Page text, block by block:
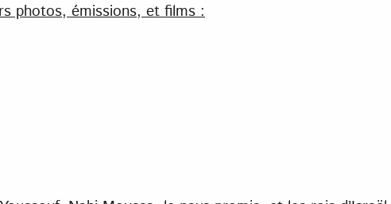
photos, émissions, et films :